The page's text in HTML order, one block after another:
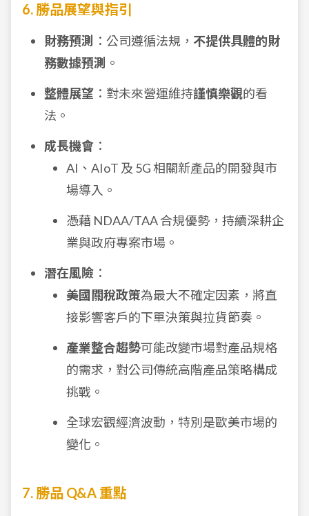
6. 勝品展望與指引
財務預測 ：公司遵循法規， 不提供具體的財
務數據預測 。
整體展望 ：對未來營運維持謹慎樂觀的看
法。
成長機會 ：
AI、AIoT 及 5G 相關新產品的開發與市
場導入。
憑藉 NDAA/TAA 合規優勢，持續深耕企
業與政府專案市場。
潛在風險 ：
美國關稅政策為最大不確定因素，將直
接影響客戶的下單決策與拉貨節奏。
產業整合趨勢可能改變市場對產品規格
的需求，對公司傳統高階產品策略構成
挑戰。
全球宏觀經濟波動，特別是歐美市場的
變化。
7. 勝品 Q&A 重點